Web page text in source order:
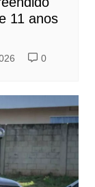
11 anos
0